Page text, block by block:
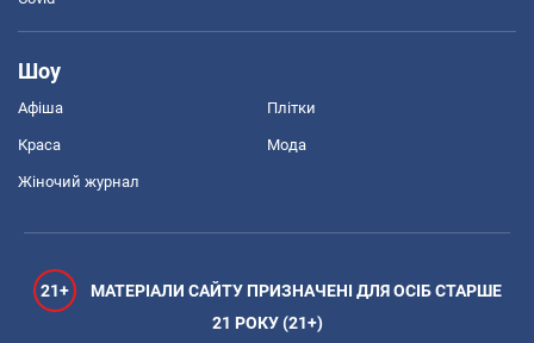
Шоу
Афіша Плітки
Краса Мода
Жіночий журнал
21+
МАТЕРІАЛИ САЙТУ ПРИЗНАЧЕНІ ДЛЯ ОСІБ СТАРШЕ
21 РОКУ (21+)